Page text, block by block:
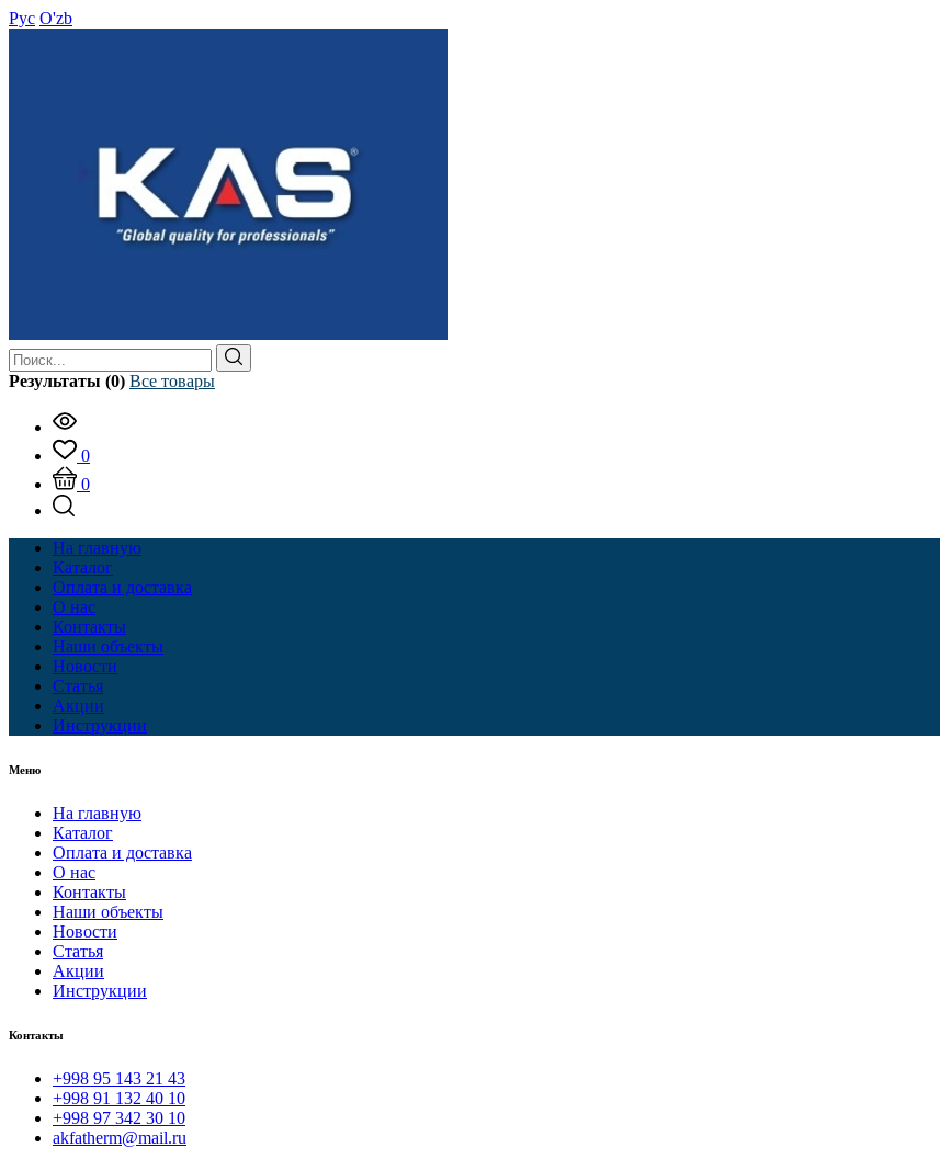
Рус O'zb
Результаты (0) Все товары
0
0
На главную
Каталог
Оплата и доставка
О нас
Контакты
Наши объекты
Новости
Статья
Акции
Инструкции
Меню
На главную
Каталог
Оплата и доставка
О нас
Контакты
Наши объекты
Новости
Статья
Акции
Инструкции
Контакты
+998 95 143 21 43
+998 91 132 40 10
+998 97 342 30 10
akfatherm@mail.ru